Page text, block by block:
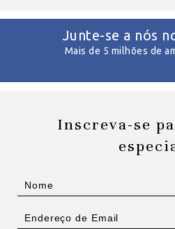
Junte-se a nós
Mais de 5 milhões de
Inscreva-se